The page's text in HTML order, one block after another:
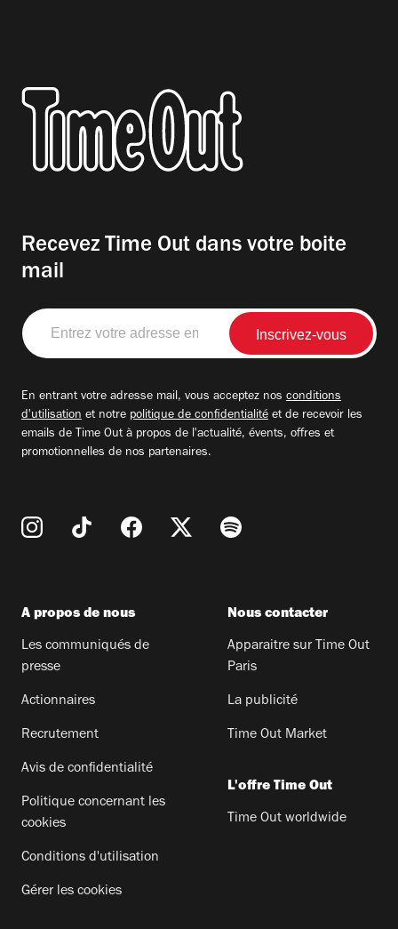
Recevez Time Out dans votre boite
mail
Entrez
votre
adresse
En entrant votre adresse mail, vous acceptez nos conditions
d'utilisation et notre politique de confidentialité et de recevoir les
emails de Time Out à propos de l'actualité, évents, offres et
promotionnelles de nos partenaires.
A propos de nous
Les communiqués de
presse
Actionnaires
Recrutement
Avis de confidentialité
Politique concernant les
cookies
Conditions d'utilisation
Gérer les cookies
Nous contacter
Apparaitre sur Time Out
Paris
La publicité
Time Out Market
L'offre Time Out
Time Out worldwide